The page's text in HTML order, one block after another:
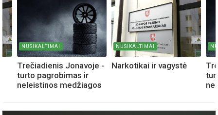
NUSIKALTIMAI
Trečiadienis Jonavoje -
turto pagrobimas ir
neleistinos medžiagos
NUSIKALTIMAI
Narkotikai ir vagystė